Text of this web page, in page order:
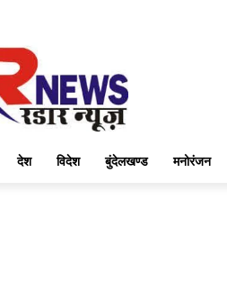
देश विदेश बुंदेलखण्ड मनोरंजन